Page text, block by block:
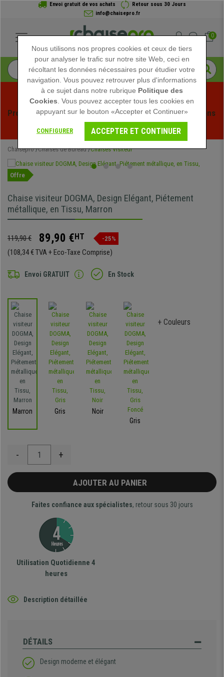
Envoi gratuit de vos achats
Retour sous 30 Jours
info@chaisepro.fr
0
Profitez des soldes d'été chez Chaisepro ! Des réductions
exclusives pour une durée limitée - Voir l'offre
Chaisepro Chaises de Bureau Chaises Visiteur
Offre
Chaise visiteur DOGMA, Design Elégant, Piétement
métallique, en Tissu, Marron
119,90 € 89,90 €HT -25%
(108,34 € TVA + Eco-Taxe Comprise)
Envoi GRATUIT En Stock
Marron Gris
Noir
Gris
+ Couleurs
- +
AJOUTER AU PANIER
Faites confiance aux spécialistes, retour sous 30 jours
Utilisation Quotidienne 4
heures
Description détaillée
DÉTAILS
Design moderne et élégant
Nous utilisons nos propres cookies et ceux de tiers
pour analyser le trafic sur notre site Web, ceci en
récoltant les données nécessaires pour étudier votre
navigation. Vous pouvez retrouver plus d'informations
à ce sujet dans notre rubrique Politique des
Cookies . Vous pouvez accepter tous les cookies en
appuyant sur le bouton «Accepter et Continuer»
CONFIGURER ACCEPTER ET CONTINUER